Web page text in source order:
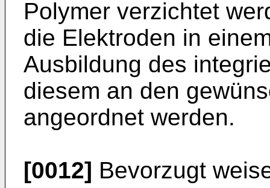
Polymer verzichtet
die Elektroden in
Ausbildung des
diesem an den
angeordnet werden.
[0012] Bevorzugt